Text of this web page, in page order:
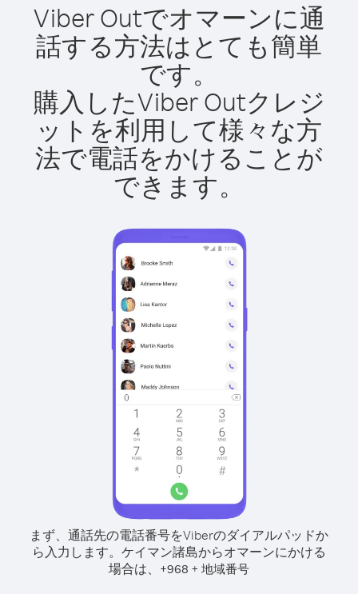
Viber Outでオマーンに通
話する方法はとても簡単
です。
購入したViber Outクレジ
ットを利用して様々な方
法で電話をかけることが
できます。
まず、通話先の電話番号をViberのダイアルパッドか
ら入力します。 ケイマン諸島からオマーンにかける
場合は、 +968 + 地域番号